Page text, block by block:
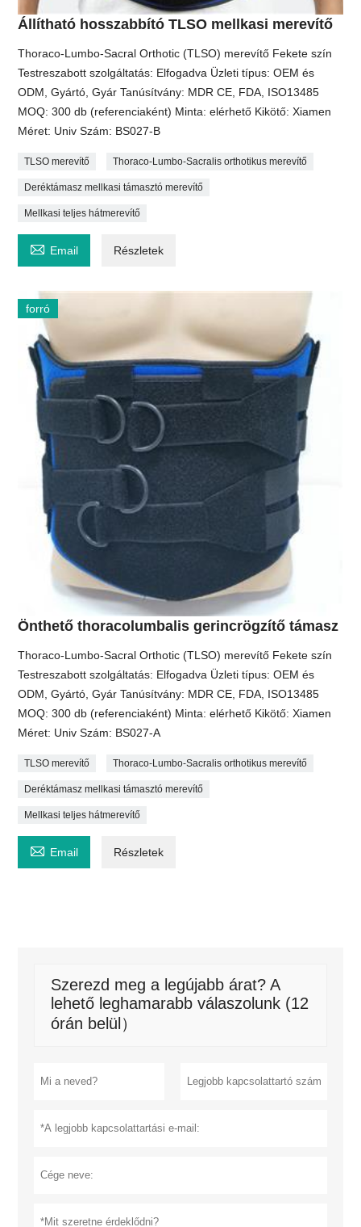
Állítható hosszabbító TLSO mellkasi merevítő
Thoraco-Lumbo-Sacral Orthotic (TLSO) merevítő Fekete szín
Testreszabott szolgáltatás: Elfogadva Üzleti típus: OEM és
ODM, Gyártó, Gyár Tanúsítvány: MDR CE, FDA, ISO13485
MOQ: 300 db (referenciaként) Minta: elérhető Kikötő: Xiamen
Méret: Univ Szám: BS027-B
TLSO merevítő Thoraco-Lumbo-Sacralis orthotikus merevítő
Deréktámasz mellkasi támasztó merevítő
Mellkasi teljes hátmerevítő
 Email Részletek
forró
Önthető thoracolumbalis gerincrögzítő támasz
Thoraco-Lumbo-Sacral Orthotic (TLSO) merevítő Fekete szín
Testreszabott szolgáltatás: Elfogadva Üzleti típus: OEM és
ODM, Gyártó, Gyár Tanúsítvány: MDR CE, FDA, ISO13485
MOQ: 300 db (referenciaként) Minta: elérhető Kikötő: Xiamen
Méret: Univ Szám: BS027-A
TLSO merevítő Thoraco-Lumbo-Sacralis orthotikus merevítő
Deréktámasz mellkasi támasztó merevítő
Mellkasi teljes hátmerevítő
 Email Részletek
Szerezd meg a legújabb árat? A
lehető leghamarabb válaszolunk (12
órán belül）